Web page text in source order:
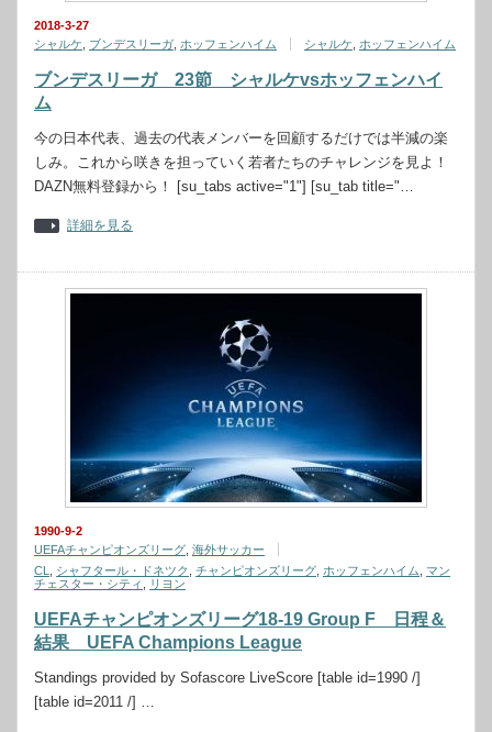
2018-3-27
シャルケ
ブンデスリーガ ホッフェンハイム シャルケ ホッフェンハイム
ブンデスリーガ 23節 シャルケvsホッフェンハイ
ム
今の日本代表、過去の代表メンバーを回顧するだけでは半減の楽
しみ。これから咲きを担っていく若者たちのチャレンジを見よ！
DAZN無料登録から！ [su_tabs active="1"] [su_tab title="…
詳細を見る
1990-9-2
UEFAチャンピオンズリーグ 海外サッカー
CL
シャフタール・ドネツク チャンピオンズリーグ ホッフェンハイム
マン
チェスター・シティ
リヨン
UEFAチャンピオンズリーグ18-19 Group F 日程＆
結果 UEFA Champions League
Standings provided by Sofascore LiveScore [table id=1990 /]
[table id=2011 /] …